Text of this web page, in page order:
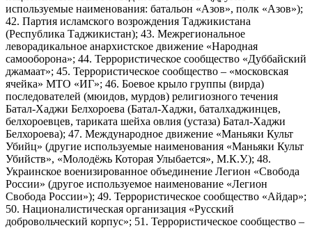
используемые наименования: батальон «Азов», полк «Азов»);
42. Партия исламского возрождения Таджикистана
(Республика Таджикистан); 43. Межрегиональное
леворадикальное анархистское движение «Народная
самооборона»; 44. Террористическое сообщество «Дуббайский
джамаат»; 45. Террористическое сообщество – «московская
ячейка» МТО «ИГ»; 46. Боевое крыло группы (вирда)
последователей (мюидов, мурдов) религиозного течения
Батал-Хаджи Белхороева (Батал-Хаджи, баталхаджинцев,
белхороевцев, тариката шейха овлия (устаза) Батал-Хаджи
Белхороева); 47. Международное движение «Маньяки Культ
Убийц» (другие используемые наименования «Маньяки Культ
Убийств», «Молодёжь Которая Улыбается», М.К.У.); 48.
Украинское военизированное объединение Легион «Свобода
России» (другое используемое наименование «Легион
Свобода России»); 49. Террористическое сообщество «Айдар»;
50. Националистическая организация «Русский
добровольческий корпус»; 51. Террористическое сообщество –